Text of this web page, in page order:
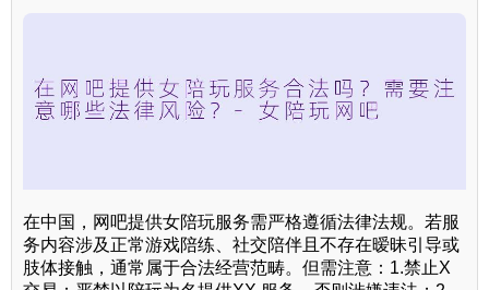
在中国，网吧提供女陪玩服务需严格遵循法律法规。若服
务内容涉及正常游戏陪练、社交陪伴且不存在暧昧引导或
肢体接触，通常属于合法经营范畴。但需注意：1.禁止X